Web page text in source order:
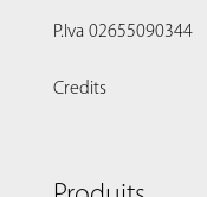
P.Iva 02655090344
Credits